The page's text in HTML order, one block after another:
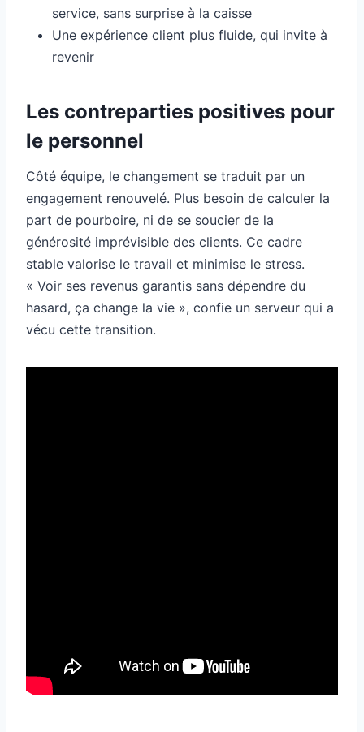
service, sans surprise à la caisse
Une expérience client plus fluide, qui invite à
revenir
Les contreparties positives pour
le personnel
Côté équipe, le changement se traduit par un
engagement renouvelé. Plus besoin de calculer la
part de pourboire, ni de se soucier de la
générosité imprévisible des clients. Ce cadre
stable valorise le travail et minimise le stress.
« Voir ses revenus garantis sans dépendre du
hasard, ça change la vie », confie un serveur qui a
vécu cette transition.